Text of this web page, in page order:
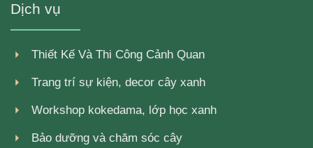
Dịch vụ
Thiết Kế Và Thi Công Cảnh Quan
Trang trí sự kiện, decor cây xanh
Workshop kokedama, lớp học xanh
Bảo dưỡng và chăm sóc cây